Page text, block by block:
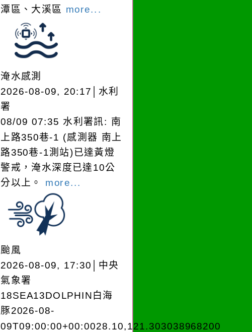
潭區、大溪區 more...
淹水感測
2026-08-09, 20:17│水利
署
08/09 07:35 水利署訊: 南
上路350巷-1 (感測器 南上
路350巷-1測站)已達黃燈
警戒，淹水深度已達10公
分以上。​​​ more...
颱風
2026-08-09, 17:30│中央
氣象署
18SEA13DOLPHIN白海
豚2026-08-
09T09:00:00+00:0028.10,121.303038968200